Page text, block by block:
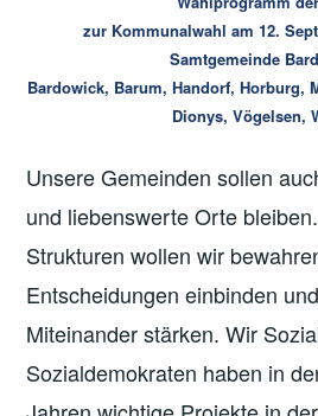
zur Kommunalwahl am 12.
Samtgemeinde
Bardowick, Barum, Handorf, Horburg,
Dionys, Vögelsen,
Unsere Gemeinden sollen
und liebenswerte Orte
Strukturen wollen wir
Entscheidungen einbinden
Miteinander stärken. Wir
Sozialdemokraten haben in